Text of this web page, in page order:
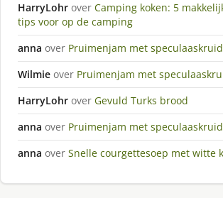
HarryLohr over Camping koken: 5
tips voor op de camping
anna over Pruimenjam met
Wilmie over Pruimenjam met
HarryLohr over Gevuld Turks brood
anna over Pruimenjam met
anna over Snelle courgettesoep met witte